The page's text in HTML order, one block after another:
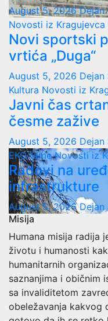
August 5, 2026Dejan
Novosti iz Kragujevca
Novi sportski
vrtića „Duga“
August 5, 2026 Dejan
Kultura Novosti iz
Javni čas
česme zažive
August 5, 2026 Dejan
EKO temeNovosti iz
Radovi na
infrastrukture
August 5, 2026
Misija
Humana misija radija
životu i humanosti
humanitarnih
saznanjima i običnim
sa invaliditetom
obeležavanja kakvog